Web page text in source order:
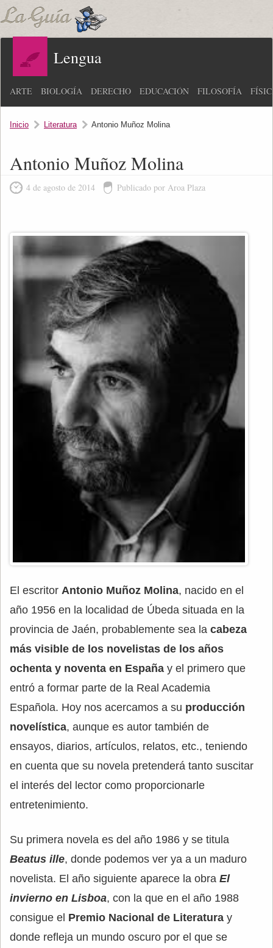
Lengua
ARTE BIOLOGÍA DERECHO EDUCACIÓN FILOSOFÍA
Inicio Literatura Antonio Muñoz Molina
Antonio Muñoz Molina
4 de agosto de 2014 Publicado por Aroa Plaza
El escritor Antonio Muñoz Molina, nacido en el
año 1956 en la localidad de Úbeda situada en la
provincia de Jaén, probablemente sea la cabeza
más visible de los novelistas de los años
ochenta y noventa en España y el primero que
entró a formar parte de la Real Academia
Española. Hoy nos acercamos a su producción
novelística, aunque es autor también de
ensayos, diarios, artículos, relatos, etc., teniendo
en cuenta que su novela pretenderá tanto suscitar
el interés del lector como proporcionarle
entretenimiento.
Su primera novela es del año 1986 y se titula
Beatus ille, donde podemos ver ya a un maduro
novelista. El año siguiente aparece la obra El
invierno en Lisboa, con la que en el año 1988
consigue el Premio Nacional de Literatura y
donde refleja un mundo oscuro por el que se